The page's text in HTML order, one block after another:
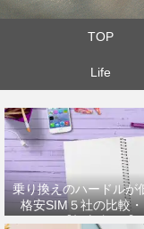
TOP
Life
乗り換えのハードルが
格安SIM５社の比較
【初心者OK】